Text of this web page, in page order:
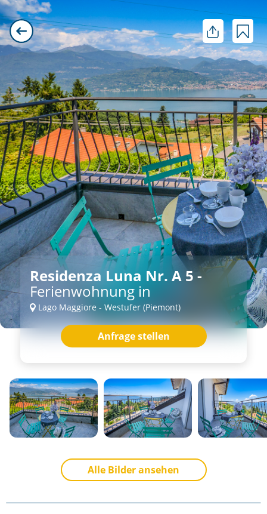
Alle Bilder ansehen
Residenza Luna Nr. A 5 -
Ferienwohnung in
Lago Maggiore - Westufer (Piemont)
Anfrage stellen